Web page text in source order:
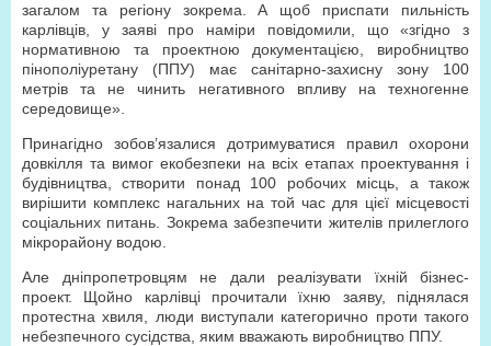
загалом та регіону зокрема. А щоб приспати пильність
карлівців, у заяві про наміри повідомили, що «згідно з
нормативною та проектною документацією, виробництво
пінополіуретану (ППУ) має санітарно-захисну зону 100
метрів та не чинить негативного впливу на техногенне
середовище».
Принагідно зобов’язалися дотримуватися правил охорони
довкілля та вимог екобезпеки на всіх етапах проектування і
будівництва, створити понад 100 робочих місць, а також
вирішити комплекс нагальних на той час для цієї місцевості
соціальних питань. Зокрема забезпечити жителів прилеглого
мікрорайону водою.
Але дніпропетровцям не дали реалізувати їхній бізнес-
проект. Щойно карлівці прочитали їхню заяву, піднялася
протестна хвиля, люди виступали категорично проти такого
небезпечного сусідства, яким вважають виробництво ППУ.